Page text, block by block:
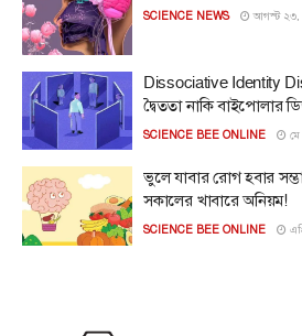
SCIENCE NEWS আগস্ট
Dissociative Identity
দ্বৈততা নাকি বাইপোলার
SCIENCE BEE ONLINE
ভুলে যাবার রোগ হবার
সকালের খাবারে অনিয়ম!
SCIENCE BEE ONLINE